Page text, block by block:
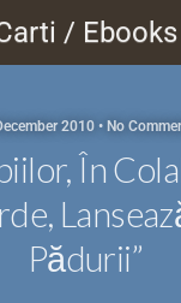
/ Ebooks
2010 • No
În
Pădurii”